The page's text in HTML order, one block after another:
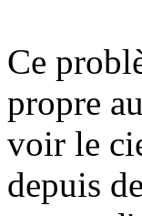
Ce
propre
voir le
depuis